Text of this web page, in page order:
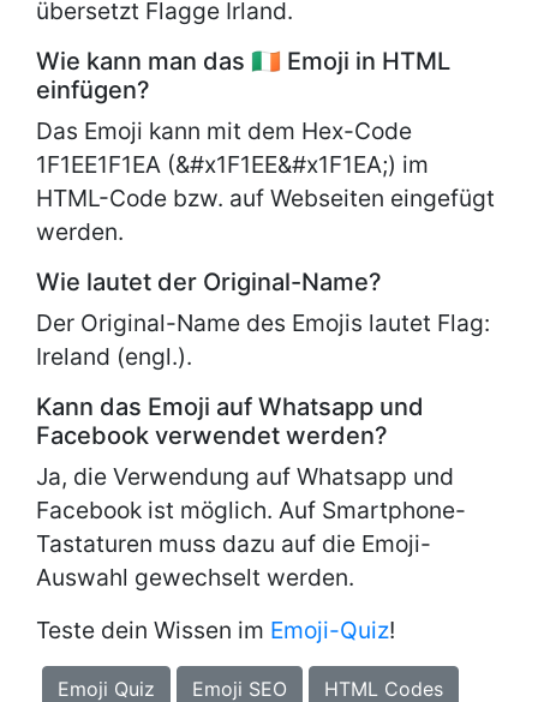
übersetzt Flagge Irland.
Wie kann man das 🇮🇪 Emoji in HTML
einfügen?
Das Emoji kann mit dem Hex-Code
1F1EE1F1EA (&#x1F1EE&#x1F1EA;) im
HTML-Code bzw. auf Webseiten eingefügt
werden.
Wie lautet der Original-Name?
Der Original-Name des Emojis lautet Flag:
Ireland (engl.).
Kann das Emoji auf Whatsapp und
Facebook verwendet werden?
Ja, die Verwendung auf Whatsapp und
Facebook ist möglich. Auf Smartphone-
Tastaturen muss dazu auf die Emoji-
Auswahl gewechselt werden.
Teste dein Wissen im Emoji-Quiz!
Emoji Quiz Emoji SEO HTML Codes